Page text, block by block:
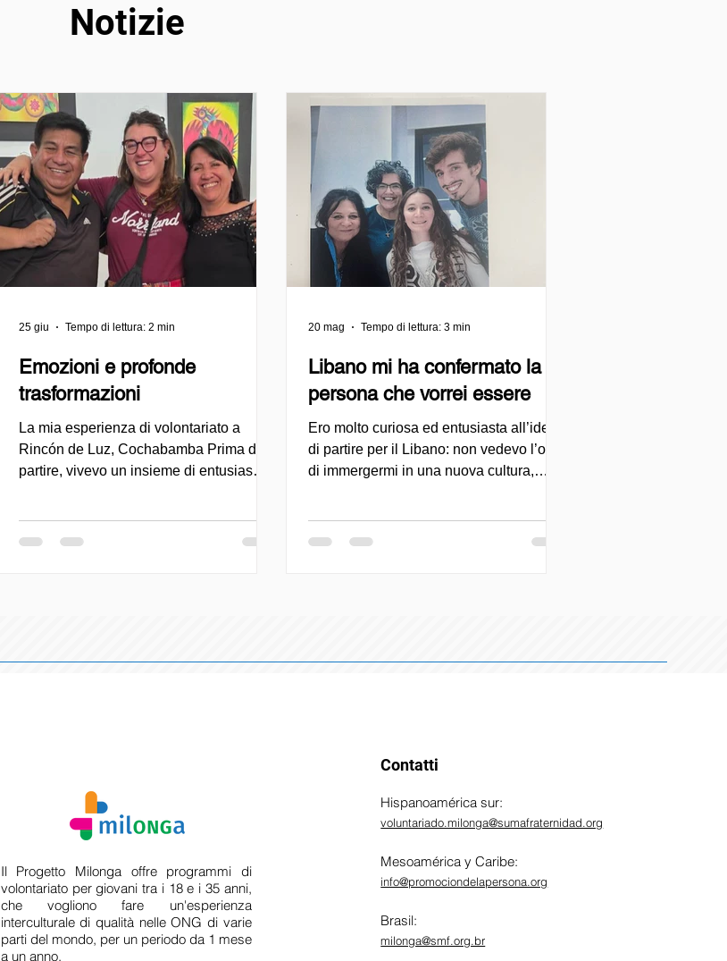
Il Progetto Milonga offre programmi di
volontariato per giovani tra i 18 e i 35 anni,
che vogliono fare un'esperienza
interculturale di qualità nelle ONG di varie
parti del mondo, per un periodo da 1 mese
a un anno.
Contatti​
Hispanoamérica sur:
voluntariado.milonga@sumafraternidad.org
Mesoamérica y Caribe:
info@promociondelapersona.org
Brasil:
milonga@smf.org.br
Notizie
Emozioni e profonde
trasformazioni
La mia esperienza di volontariato a
Rincón de Luz, Cochabamba Prima di
partire, vivevo un insieme di entusiasmo,
coinvolgermi in un’esperienza di
non erano semplicemente “aiutare”, ma
25 giu Tempo di lettura: 2 min
Libano mi ha confermato la
persona che vorrei essere
Ero molto curiosa ed entusiasta all’idea
di partire per il Libano: non vedevo l’ora
di immergermi in una nuova cultura,
levantino che avevo iniziato a studiare a
prima della partenza, un’esperienza che
20 mag Tempo di lettura: 3 min